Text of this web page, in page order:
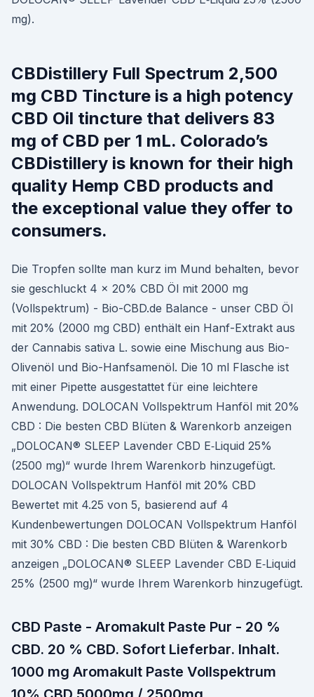
mg).
CBDistillery Full Spectrum 2,500
mg CBD Tincture is a high potency
CBD Oil tincture that delivers 83
mg of CBD per 1 mL. Colorado’s
CBDistillery is known for their high
quality Hemp CBD products and
the exceptional value they offer to
consumers.
Die Tropfen sollte man kurz im Mund behalten, bevor
sie geschluckt 4 x 20% CBD Öl mit 2000 mg
(Vollspektrum) - Bio-CBD.de Balance - unser CBD Öl
mit 20% (2000 mg CBD) enthält ein Hanf-Extrakt aus
der Cannabis sativa L. sowie eine Mischung aus Bio-
Olivenöl und Bio-Hanfsamenöl. Die 10 ml Flasche ist
mit einer Pipette ausgestattet für eine leichtere
Anwendung. DOLOCAN Vollspektrum Hanföl mit 20%
CBD : Die besten CBD Blüten & Warenko­rb anzeigen
„DOLOCAN® SLEEP Laven­der CBD E‑Liquid 25%
(2500 mg)“ wurde Ihrem Warenko­rb hinzuge­fügt.
DOLOCAN Vollspektrum Hanföl mit 20% CBD
Bewertet mit 4.25 von 5, basierend auf 4
Kundenbewertungen DOLOCAN Vollspektrum Hanföl
mit 30% CBD : Die besten CBD Blüten & Warenko­rb
anzeigen „DOLOCAN® SLEEP Laven­der CBD E‑Liquid
25% (2500 mg)“ wurde Ihrem Warenko­rb hinzuge­fügt.
CBD Paste - Aromakult Paste Pur - 20 %
CBD. 20 % CBD. Sofort Lieferbar. Inhalt.
1000 mg Aromakult Paste Vollspektrum